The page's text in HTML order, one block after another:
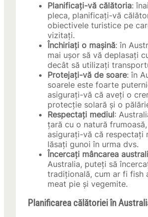
Planificați-vă călătoria:
pleca, planificați-vă
obiectivele turistice pe
vizitați.
Închiriați o mașină: în
mai ușor să vă deplasați
decât să utilizați
Protejați-vă de soare: în
soarele este foarte
asigurați-vă că aveți o
protecție solară și o
Respectați mediul:
țară cu o natură
asigurați-vă că respectați
lăsați gunoi în urma dvs.
Încercați mâncarea
Australia, puteți să
tradițională, cum ar fi fish
meat pie și vegemite.
Planificarea călătoriei în